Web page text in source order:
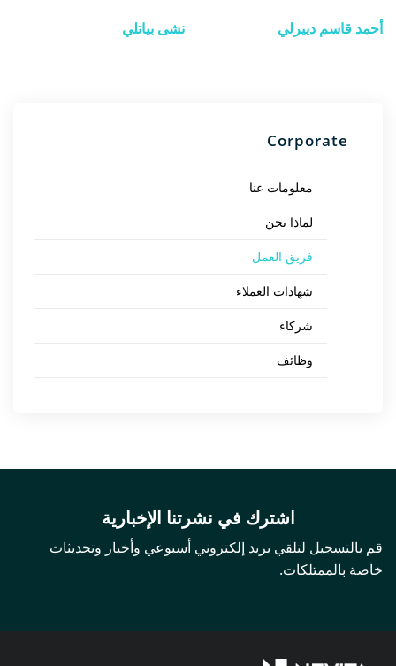
أحمد قاسم دييرلي نشى بياتلي
Corporate
معلومات عنا
لماذا نحن
فريق العمل
شهادات العملاء
شركاء
وظائف
اشترك في نشرتنا الإخبارية
قم بالتسجيل لتلقي بريد إلكتروني أسبوعي وأخبار وتحديثات
خاصة بالممتلكات.